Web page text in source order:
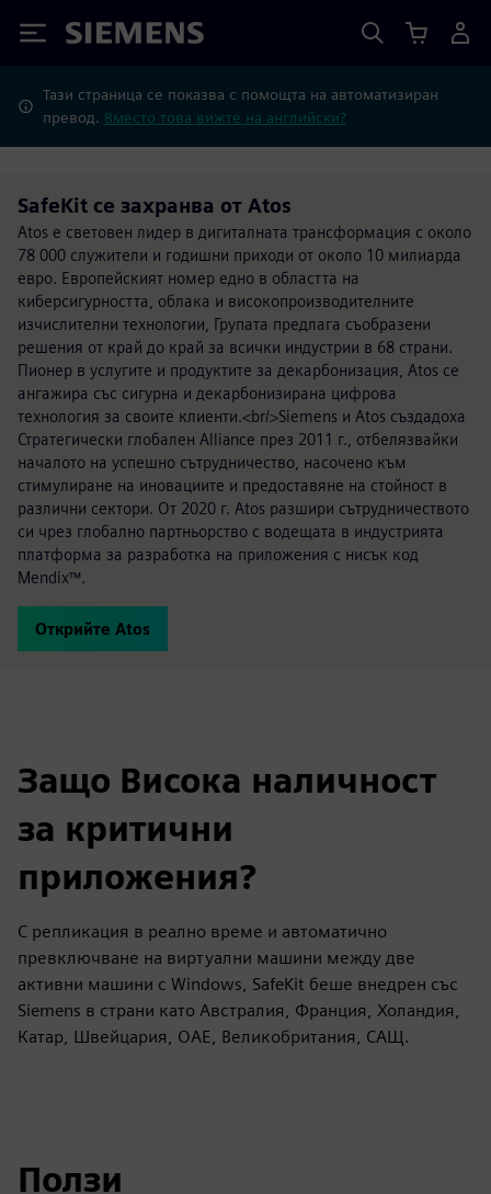
Siemens
Тази страница се показва с помощта на автоматизиран
превод. Вместо това вижте на английски?
SafeKit се захранва от Atos
Atos е световен лидер в дигиталната трансформация с около
78 000 служители и годишни приходи от около 10 милиарда
евро. Европейският номер едно в областта на
киберсигурността, облака и високопроизводителните
изчислителни технологии, Групата предлага съобразени
решения от край до край за всички индустрии в 68 страни.
Пионер в услугите и продуктите за декарбонизация, Atos се
ангажира със сигурна и декарбонизирана цифрова
технология за своите клиенти.<br/>Siemens и Atos създадоха
Стратегически глобален Alliance през 2011 г., отбелязвайки
началото на успешно сътрудничество, насочено към
стимулиране на иновациите и предоставяне на стойност в
различни сектори. От 2020 г. Atos разшири сътрудничеството
си чрез глобално партньорство с водещата в индустрията
платформа за разработка на приложения с нисък код
Mendix™.
Открийте Atos
Защо Висока наличност
за критични
приложения?
С репликация в реално време и автоматично
превключване на виртуални машини между две
активни машини с Windows, SafeKit беше внедрен със
Siemens в страни като Австралия, Франция, Холандия,
Катар, Швейцария, ОАЕ, Великобритания, САЩ.
Ползи